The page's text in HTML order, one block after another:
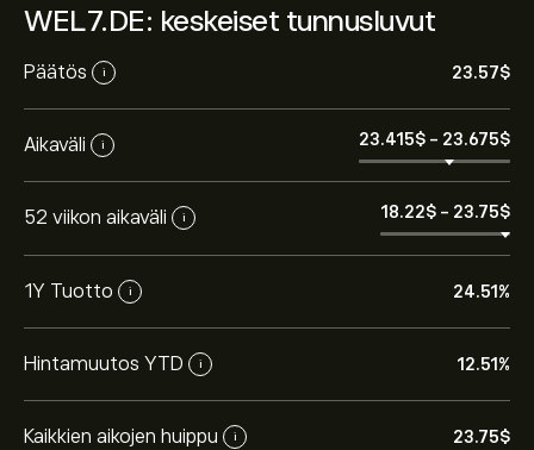
WEL7.DE: keskeiset tunnusluvut
Päätös i 23.57‎$‎
Aikaväli i 23.415‎$‎ - 23.675‎$‎
52 viikon aikaväli i 18.22‎$‎ - 23.75‎$‎
1Y Tuotto i 24.51%
Hintamuutos YTD i 12.51%
Kaikkien aikojen huippu i 23.75‎$‎